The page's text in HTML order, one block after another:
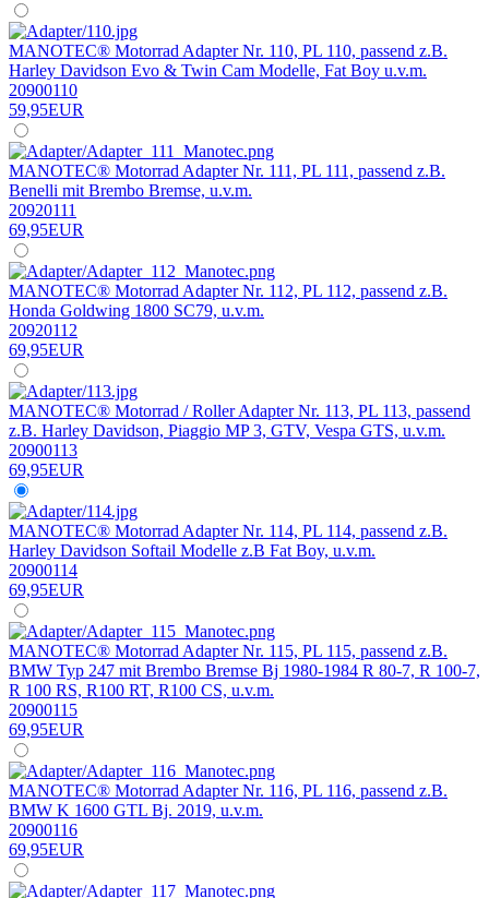
MANOTEC® Motorrad Adapter Nr. 110, PL 110, passend z.B.
Harley Davidson Evo & Twin Cam Modelle, Fat Boy u.v.m.
20900110
59,95EUR
MANOTEC® Motorrad Adapter Nr. 111, PL 111, passend z.B.
Benelli mit Brembo Bremse, u.v.m.
20920111
69,95EUR
MANOTEC® Motorrad Adapter Nr. 112, PL 112, passend z.B.
Honda Goldwing 1800 SC79, u.v.m.
20920112
69,95EUR
MANOTEC® Motorrad / Roller Adapter Nr. 113, PL 113, passend
z.B. Harley Davidson, Piaggio MP 3, GTV, Vespa GTS, u.v.m.
20900113
69,95EUR
MANOTEC® Motorrad Adapter Nr. 114, PL 114, passend z.B.
Harley Davidson Softail Modelle z.B Fat Boy, u.v.m.
20900114
69,95EUR
MANOTEC® Motorrad Adapter Nr. 115, PL 115, passend z.B.
BMW Typ 247 mit Brembo Bremse Bj 1980-1984 R 80-7, R 100-7,
R 100 RS, R100 RT, R100 CS, u.v.m.
20900115
69,95EUR
MANOTEC® Motorrad Adapter Nr. 116, PL 116, passend z.B.
BMW K 1600 GTL Bj. 2019, u.v.m.
20900116
69,95EUR